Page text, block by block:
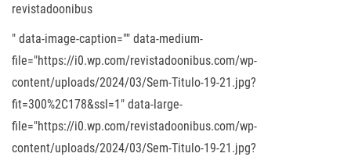
revistadoonibus
" data-image-caption="" data-medium-
file="https://i0.wp.com/revistadoonibus.com/wp-
content/uploads/2024/03/Sem-Titulo-19-21.jpg?
fit=300%2C178&ssl=1" data-large-
file="https://i0.wp.com/revistadoonibus.com/wp-
content/uploads/2024/03/Sem-Titulo-19-21.jpg?